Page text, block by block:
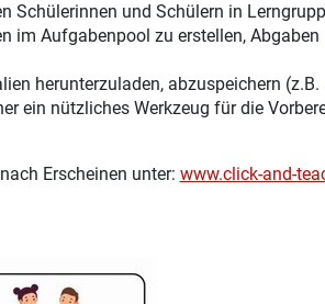
Schülerinnen und Schülern in
im Aufgabenpool zu erstellen,
herunterzuladen, abzuspeichern
ein nützliches Werkzeug für die
Erscheinen unter: www.click-and-